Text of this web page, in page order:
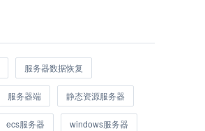
服务器数据恢复
服务器端 静态资源服务器
ecs服务器 windows服务器